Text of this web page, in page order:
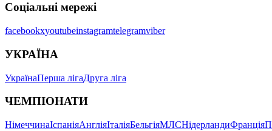
Соціальні мережі
facebookxyoutubeinstagramtelegramviber
УКРАЇНА
УкраїнаПерша лігаДруга ліга
ЧЕМПІОНАТИ
НімеччинаІспаніяАнгліяІталіяБельгіяМЛСНідерландиФранція